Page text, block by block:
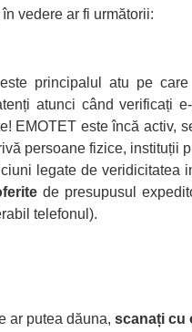
vedere ar fi următorii:
principalul atu pe
atunci când verificați
EMOTET este încă activ,
persoane fizice, instituții
legate de veridicitatea
de presupusul
telefonul).
ar putea dăuna,scanați cu